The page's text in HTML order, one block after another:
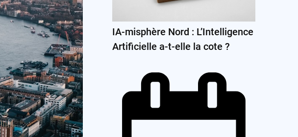
IA-misphère Nord : L’Intelligence
Artificielle a-t-elle la cote ?